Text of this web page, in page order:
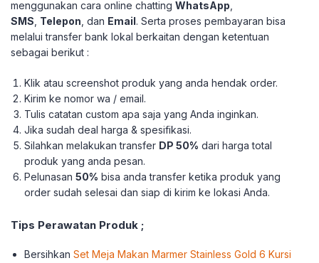
menggunakan cara online chatting WhatsApp
SMS Telepon , dan Email. Serta proses pembayaran bisa
melalui transfer bank lokal berkaitan dengan ketentuan
sebagai berikut :
Klik atau screenshot produk yang anda hendak order.
Kirim ke nomor wa / email.
Tulis catatan custom apa saja yang Anda inginkan.
Jika sudah deal harga & spesifikasi.
Silahkan melakukan transfer DP 50% dari harga total
produk yang anda pesan.
Pelunasan50% bisa anda transfer ketika produk yang
order sudah selesai dan siap di kirim ke lokasi Anda.
Tips Perawatan Produk ;
BersihkanSet Meja Makan Marmer Stainless Gold 6 Kursi